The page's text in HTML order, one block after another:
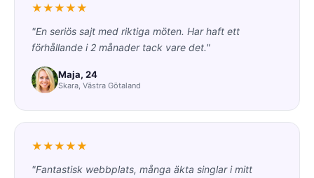
★★★★★
"En seriös sajt med riktiga möten. Har haft ett
förhållande i 2 månader tack vare det."
Maja, 24
Skara, Västra Götaland
★★★★★
"Fantastisk webbplats, många äkta singlar i mitt